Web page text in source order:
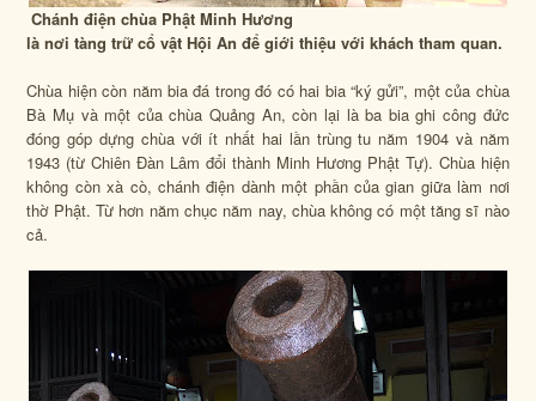
Chánh điện chùa Phật Minh Hương
là nơi tàng trữ cổ vật Hội An để giới thiệu với khách tham quan.
Chùa hiện còn năm bia đá trong đó có hai bia “ký gửi”, một của chùa
Bà Mụ và một của chùa Quảng An, còn lại là ba bia ghi công đức
đóng góp dựng chùa với ít nhất hai lần trùng tu năm 1904 và năm
1943 (từ Chiên Đàn Lâm đổi thành Minh Hương Phật Tự). Chùa hiện
không còn xà cò, chánh điện dành một phần của gian giữa làm nơi
thờ Phật. Từ hơn năm chục năm nay, chùa không có một tăng sĩ nào
cả.